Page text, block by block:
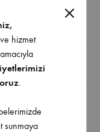
hizmet
.
sunmaya